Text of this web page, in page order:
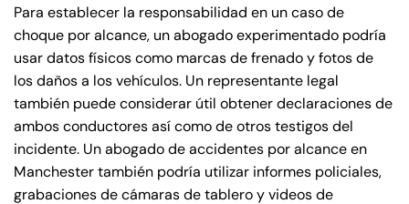
Para establecer la responsabilidad en un caso de
choque por alcance, un abogado experimentado podría
usar datos físicos como marcas de frenado y fotos de
los daños a los vehículos. Un representante legal
también puede considerar útil obtener declaraciones de
ambos conductores así como de otros testigos del
incidente. Un abogado de accidentes por alcance en
Manchester también podría utilizar informes policiales,
grabaciones de cámaras de tablero y videos de